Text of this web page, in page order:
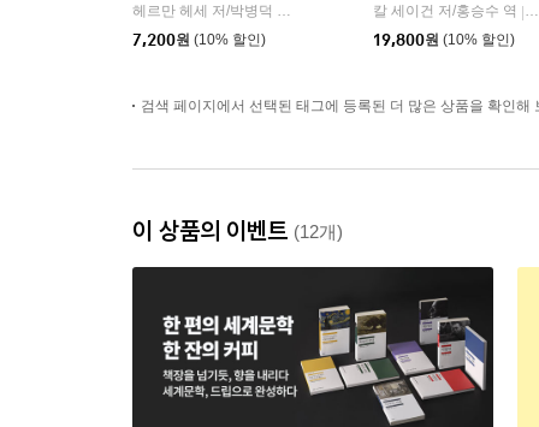
7,200원 (10% 할인)
칼 세이건 저/홍승수 역 |
19,800원 (10% 할인)
검색 페이지에서 선택된 태그에 등록된 더 많은 상품을 확인해
이 상품의 이벤트 (12개)